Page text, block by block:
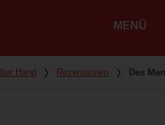
MENÜ
Hand ❭ Rezensionen ❭ Des